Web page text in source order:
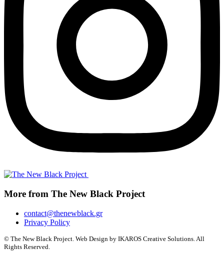
More from The New Black Project
contact@thenewblack.gr
Privacy Policy
© The New Black Project. Web Design by IKAROS Creative Solutions. All
Rights Reserved.